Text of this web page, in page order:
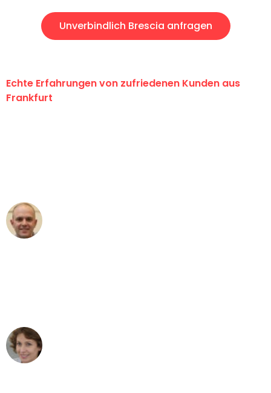
Unverbindlich Brescia anfragen
Echte Erfahrungen von zufriedenen Kunden aus
Frankfurt